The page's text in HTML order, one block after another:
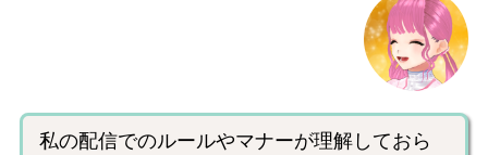
私の配信でのルールやマナーが理解しておら